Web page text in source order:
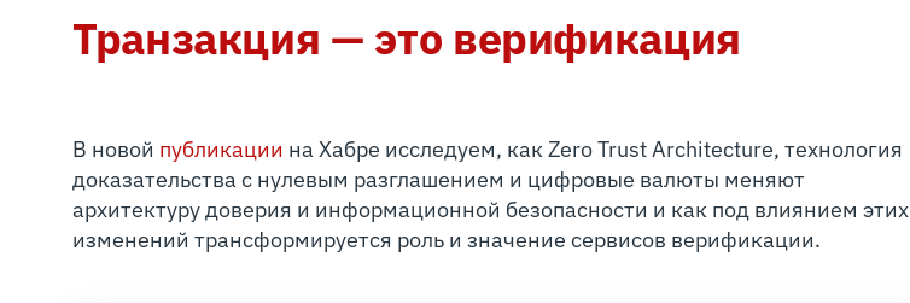
Транзакция — это верификация
В новой публикации на Хабре исследуем, как Zero Trust Architecture, технология
доказательства с нулевым разглашением и цифровые валюты меняют
архитектуру доверия и информационной безопасности и как под влиянием этих
изменений трансформируется роль и значение сервисов верификации.